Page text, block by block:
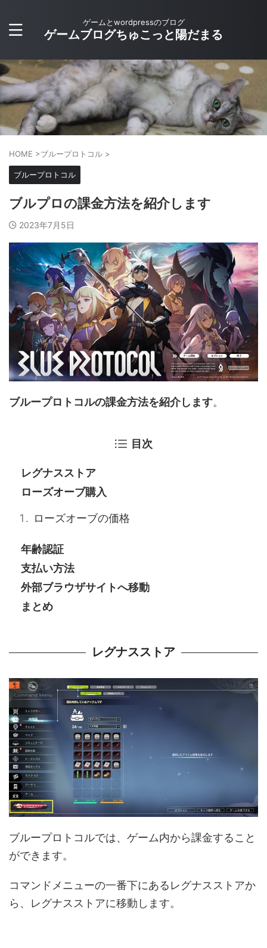
ゲームとwordpressのブログ
ゲームブログちゅこっと陽だまる
HOME >ブループロトコル >
ブループロトコル
ブルプロの課金方法を紹介します
2023年7月5日
ブループロトコルの課金方法を紹介します。
目次
レグナスストア
ローズオーブ購入
ローズオーブの価格
年齢認証
支払い方法
外部ブラウザサイトへ移動
まとめ
レグナスストア
ブループロトコルでは、ゲーム内から課金すること
ができます。
コマンドメニューの一番下にあるレグナスストアか
ら、レグナスストアに移動します。